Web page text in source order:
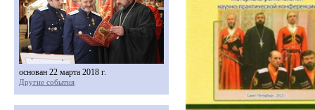
основан 22 марта 2018 г.
Другие события